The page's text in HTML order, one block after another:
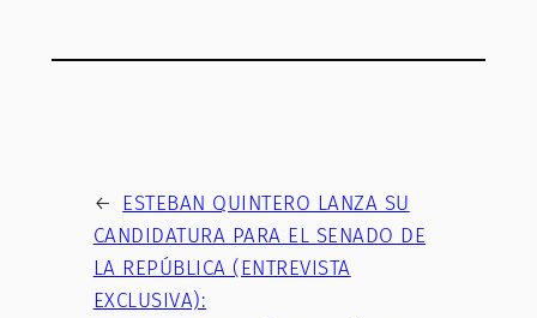
← ESTEBAN QUINTERO LANZA SU
CANDIDATURA PARA EL SENADO DE
LA REPÚBLICA (ENTREVISTA
EXCLUSIVA):